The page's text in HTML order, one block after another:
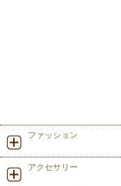
ファッション
アクセサリー